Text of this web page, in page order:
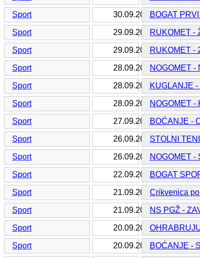
Sport 30.09.2016.BOGAT
Sport 29.09.2016.RUKOMET -
Sport 29.09.2016.RUKOMET -
Sport 28.09.2016.NOGOMET -
Sport 28.09.2016.KUGLANJE
Sport 28.09.2016.NOGOMET -
Sport 27.09.2016.BOĆANJE -
Sport 26.09.2016.STOLNI
Sport 26.09.2016.NOGOMET -
Sport 22.09.2016.BOGAT
Sport 21.09.2016.Crikvenica
Sport 21.09.2016.NS PGŽ -
Sport 20.09.2016.
Sport 20.09.2016.BOĆANJE -